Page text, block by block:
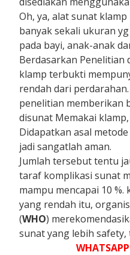
Oh, ya, alat sunat
banyak sekali ukuran
pada bayi, anak-anak
Berdasarkan Penelitian
klamp terbukti
rendah dari
penelitian memberikan
disunat Memakai
Didapatkan asal
jadi sangatlah aman.
Jumlah tersebut tentu
taraf komplikasi sunat
mampu mencapai 10
yang rendah itu,
(WHO)
sunat yang lebih